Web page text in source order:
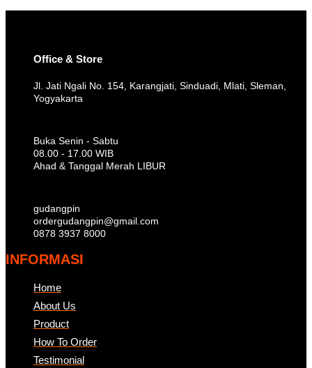
Office & Store
Jl. Jati Ngali No. 154, Karangjati, Sinduadi, Mlati, Sleman,
Yogyakarta
Buka Senin - Sabtu
08.00 - 17.00 WIB
Ahad & Tanggal Merah LIBUR
gudangpin
ordergudangpin@gmail.com
0878 3937 8000
INFORMASI
Home
About Us
Product
How To Order
Testimonial